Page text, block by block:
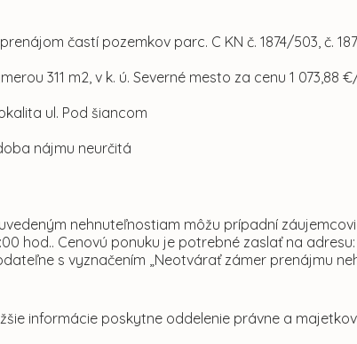
častí pozemkov parc. C KN č. 1874/503, č.
311 m2, v k. ú. Severné mesto za cenu 1
ul. Pod šiancom
nájmu neurčitá
nehnuteľnostiam môžu prípadní
hod.. Cenovú ponuku je potrebné zaslať na
s vyznačením „Neotvárať zámer prenájmu
informácie poskytne oddelenie právne a